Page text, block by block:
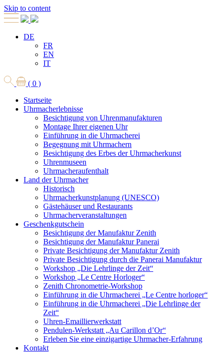
Skip to content
DE
FR
EN
IT
( 0 )
Startseite
Uhrmacherlebnisse
Besichtigung von Uhrenmanufakturen
Montage Ihrer eigenen Uhr
Einführung in die Uhrmacherei
Begegnung mit Uhrmachern
Besichtigung des Erbes der Uhrmacherkunst
Uhrenmuseen
Uhrmacheraufenthalt
Land der Uhrmacher
Historisch
Uhrmacherkunstplanung (UNESCO)
Gästehäuser und Restaurants
Uhrmacherveranstaltungen
Geschenkgutschein
Besichtigung der Manufaktur Zenith
Besichtigung der Manufaktur Panerai
Private Besichtigung der Manufaktur Zenith
Private Besichtigung durch die Panerai Manufaktur
Workshop „Die Lehrlinge der Zeit“
Workshop „Le Centre Horloger“
Zenith Chronometrie-Workshop
Einführung in die Uhrmacherei „Le Centre horloger“
Einführung in die Uhrmacherei „Die Lehrlinge der
Zeit“
Uhren-Emaillierwerkstatt
Pendulen-Werkstatt „Au Carillon d’Or“
Erleben Sie eine einzigartige Uhrmacher-Erfahrung
Kontakt